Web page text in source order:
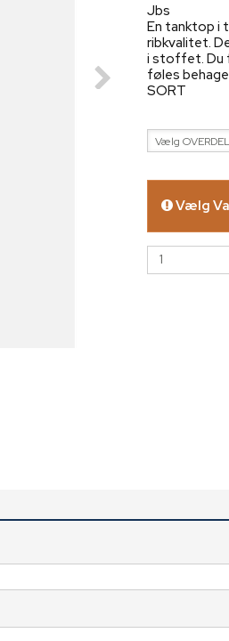
Jbs
En tanktop i
ribkvalitet.
i stoffet. Du
føles
SORT
Vælg
Vælg